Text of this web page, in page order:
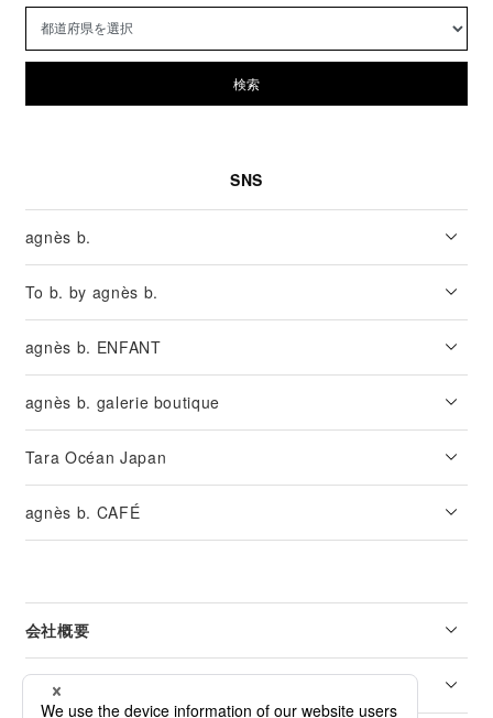
検索
SNS
agnès b.
To b. by agnès b.
agnès b. ENFANT
agnès b. galerie boutique
Tara Océan Japan
agnès b. CAFÉ
会社概要
リーガル